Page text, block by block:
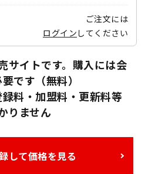
ご注文には
ログイン してください
サイトです。購入には会
です（無料）
料・加盟料・更新料等
りません
して価格を見る